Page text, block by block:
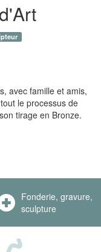
avec famille et amis,
le processus de
tirage en Bronze.
Fonderie, gravure,
sculpture